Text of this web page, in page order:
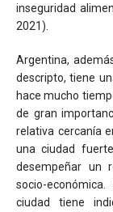
inseguridad
2021).
Argentina,
descripto, tiene
hace mucho
de gran
relativa cercanía
una ciudad
desempeñar un
socio-
ciudad tiene